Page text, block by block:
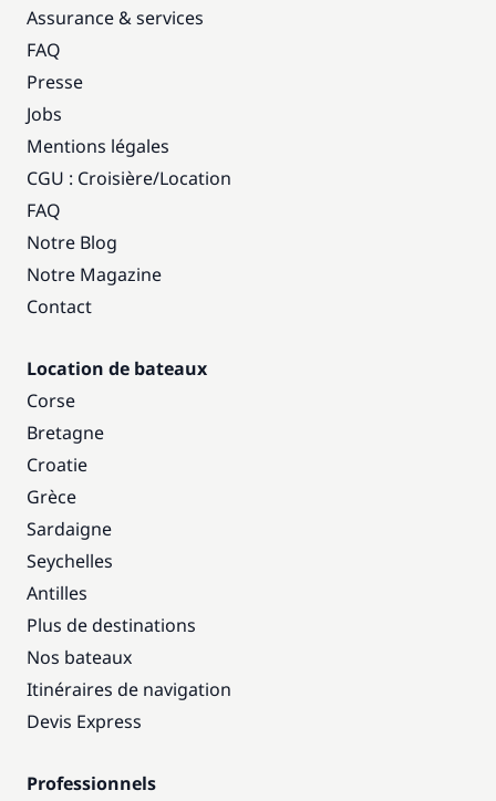
Assurance & services
FAQ
Presse
Jobs
Mentions légales
CGU : Croisière/Location
FAQ
Notre Blog
Notre Magazine
Contact
Location de bateaux
Corse
Bretagne
Croatie
Grèce
Sardaigne
Seychelles
Antilles
Plus de destinations
Nos bateaux
Itinéraires de navigation
Devis Express
Professionnels